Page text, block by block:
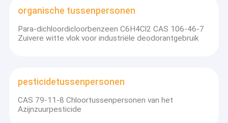
organische tussenpersonen
Para-dichloordicloorbenzeen C6H4Cl2 CAS 106-46-7
Zuivere witte vlok voor industriële deodorantgebruik
pesticidetussenpersonen
CAS 79-11-8 Chloortussenpersonen van het
Azijnzuurpesticide